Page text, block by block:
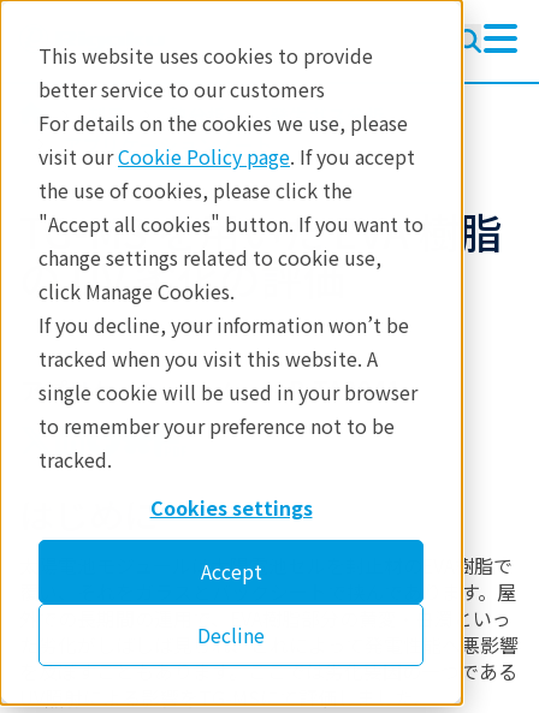
This website uses cookies to provide
better service to our customers
For details on the cookies we use, please
visit ourCookie Policy page. If you accept
the use of cookies, please click the
"Accept all cookies" button. If you want to
change settings related to cookie use,
click Manage Cookies.
If you decline, your information won’t be
tracked when you visit this website. A
single cookie will be used in your browser
to remember your preference not to be
tracked.
Cookies settings
Accept
Decline
製品 熱分析
発生ガス分析
アプリケーションノート
TG-MS を用いた EVA 樹脂
の UV 劣化の評価
アプリケーションノート B-TA2041
はじめに
太陽電池モジュールは太陽電池セルを封止材のEVA樹脂で
覆い、それをガラスとバックシートで挟んであります。屋
外での長期間の運用で、EVA樹脂部分の黄変・白濁といっ
た劣化がしばしば見られ、これによって発電性能へ悪影響
を及ぼすこともあります。ここでは劣化要因の一つである
UV照射による影響をTG-MSにて評価しました。